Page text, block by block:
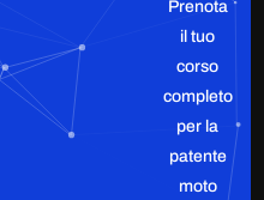
Prenota
il tuo
corso
completo
per la
patente
moto